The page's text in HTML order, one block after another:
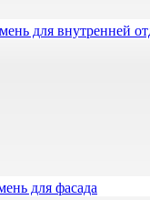
для внутренней
для фасада